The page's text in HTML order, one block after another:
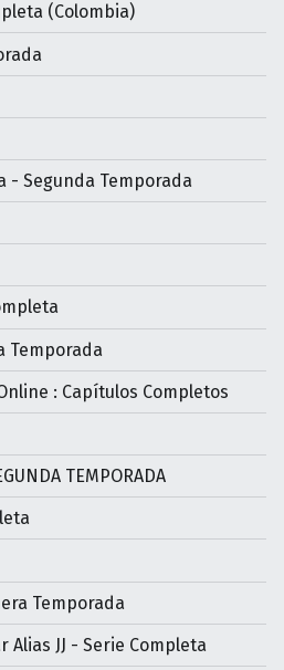
(Colombia)
- Segunda Temporada
Temporada
: Capítulos Completos
TEMPORADA
Temporada
JJ - Serie Completa